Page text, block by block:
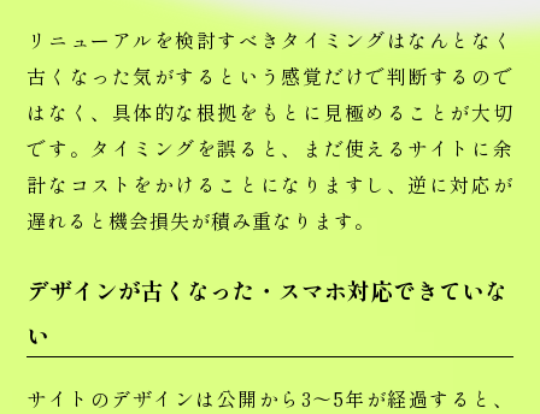
リニューアルを検討すべきタイミングはなんとなく
古くなった気がするという感覚だけで判断するので
はなく、具体的な根拠をもとに見極めることが大切
です。タイミングを誤ると、まだ使えるサイトに余
計なコストをかけることになりますし、逆に対応が
遅れると機会損失が積み重なります。
デザインが古くなった・スマホ対応できていな
い
サイトのデザインは公開から3〜5年が経過すると、